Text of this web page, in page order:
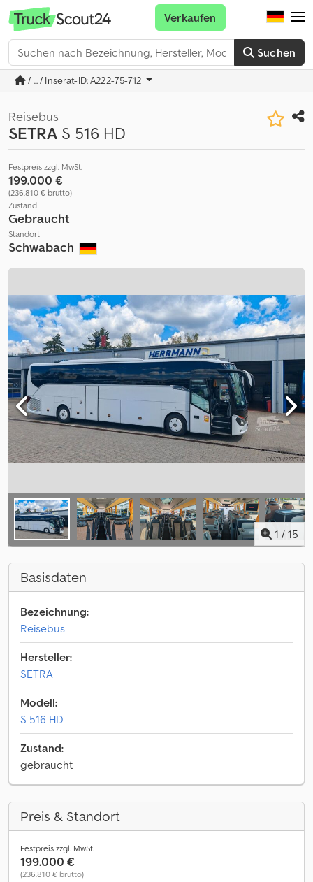
Suchen
Verkaufen
/ ... / Inserat-ID: A222-75-712
Reisebus
SETRA S 516 HD
Festpreis zzgl. MwSt.
199.000 €
(236.810 € brutto)
Zustand
Gebraucht
Standort
Schwabach
1 / 15
Basisdaten
Bezeichnung:
Reisebus
Hersteller:
SETRA
Modell:
S 516 HD
Zustand:
gebraucht
Preis & Standort
Festpreis zzgl. MwSt.
199.000 €
(236.810 € brutto)